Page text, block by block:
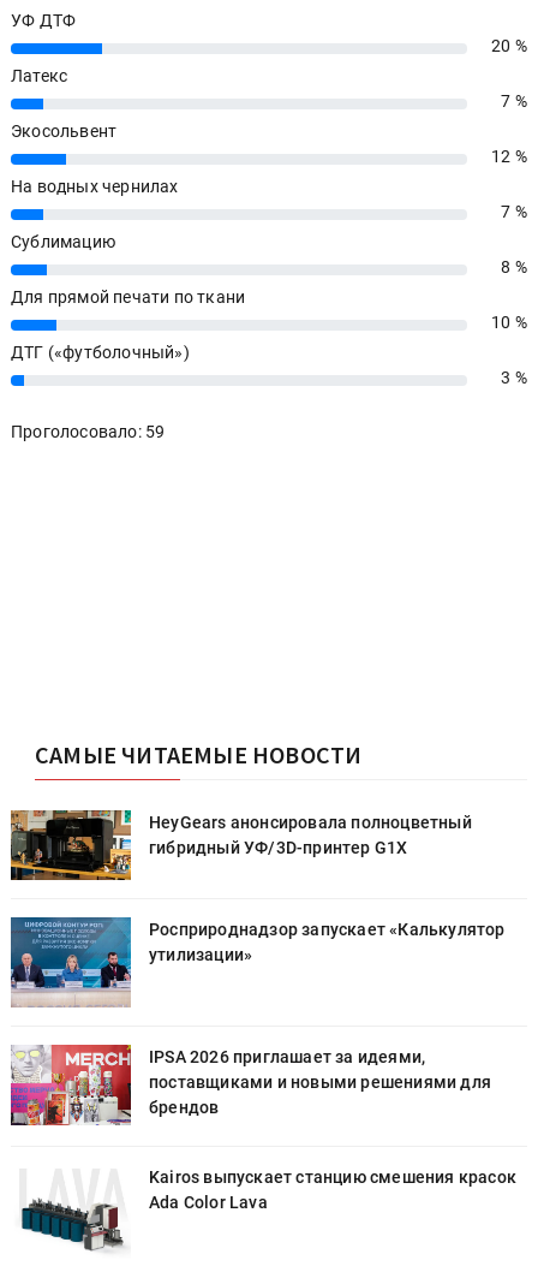
УФ ДТФ
20%
20 %
Латекс
7%
7 %
Экосольвент
12%
12 %
На водных чернилах
7%
7 %
Сублимацию
8%
8 %
Для прямой печати по ткани
10%
10 %
ДТГ («футболочный»)
3% 3 %
Проголосовало: 59
САМЫЕ ЧИТАЕМЫЕ НОВОСТИ
HeyGears анонсировала полноцветный
гибридный УФ/3D-принтер G1X
Росприроднадзор запускает «Калькулятор
утилизации»
IPSA 2026 приглашает за идеями,
поставщиками и новыми решениями для
брендов
Kairos выпускает станцию смешения красок
Ada Color Lava